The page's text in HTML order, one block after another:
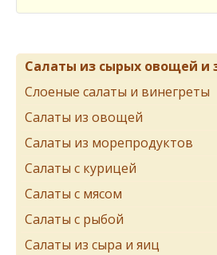
Салаты из сырых овощей и
Слоеные салаты и винегреты
Салаты из овощей
Салаты из морепродуктов
Салаты с курицей
Салаты с мясом
Салаты с рыбой
Салаты из сыра и яиц